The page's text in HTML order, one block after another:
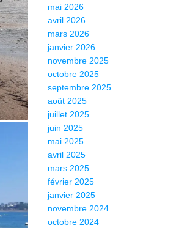
mai 2026
avril 2026
mars 2026
janvier 2026
novembre 2025
octobre 2025
septembre 2025
août 2025
juillet 2025
juin 2025
mai 2025
avril 2025
mars 2025
février 2025
janvier 2025
novembre 2024
octobre 2024